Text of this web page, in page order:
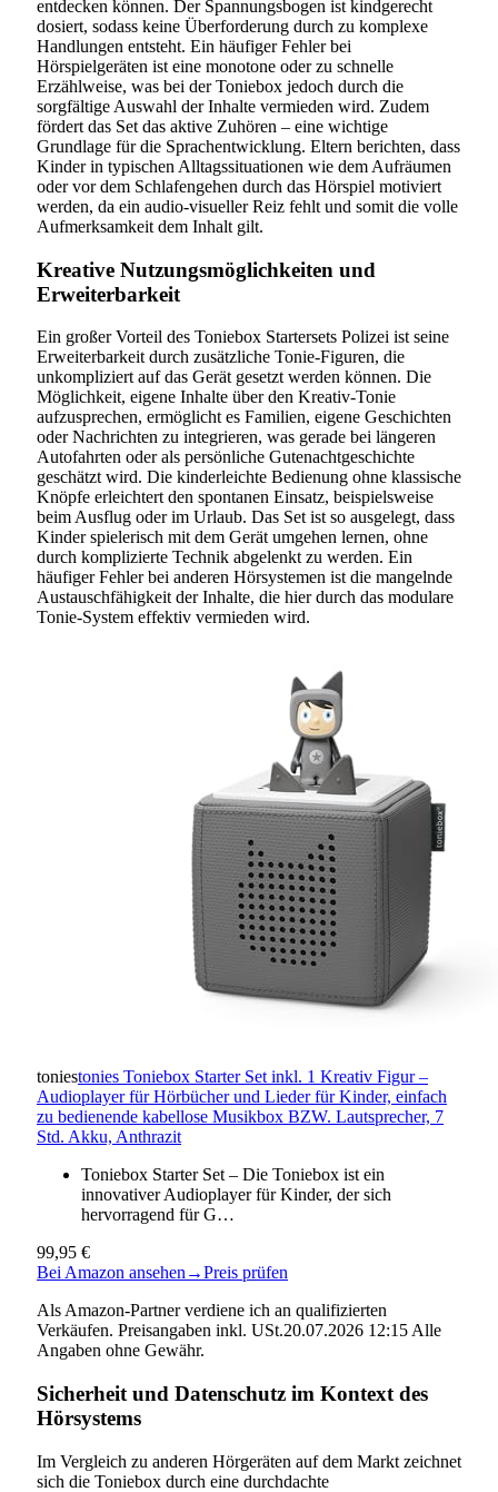
entdecken können. Der Spannungsbogen ist kindgerecht
dosiert, sodass keine Überforderung durch zu komplexe
Handlungen entsteht. Ein häufiger Fehler bei
Hörspielgeräten ist eine monotone oder zu schnelle
Erzählweise, was bei der Toniebox jedoch durch die
sorgfältige Auswahl der Inhalte vermieden wird. Zudem
fördert das Set das aktive Zuhören – eine wichtige
Grundlage für die Sprachentwicklung. Eltern berichten, dass
Kinder in typischen Alltagssituationen wie dem Aufräumen
oder vor dem Schlafengehen durch das Hörspiel motiviert
werden, da ein audio-visueller Reiz fehlt und somit die volle
Aufmerksamkeit dem Inhalt gilt.
Kreative Nutzungsmöglichkeiten und
Erweiterbarkeit
Ein großer Vorteil des Toniebox Startersets Polizei ist seine
Erweiterbarkeit durch zusätzliche Tonie-Figuren, die
unkompliziert auf das Gerät gesetzt werden können. Die
Möglichkeit, eigene Inhalte über den Kreativ-Tonie
aufzusprechen, ermöglicht es Familien, eigene Geschichten
oder Nachrichten zu integrieren, was gerade bei längeren
Autofahrten oder als persönliche Gutenachtgeschichte
geschätzt wird. Die kinderleichte Bedienung ohne klassische
Knöpfe erleichtert den spontanen Einsatz, beispielsweise
beim Ausflug oder im Urlaub. Das Set ist so ausgelegt, dass
Kinder spielerisch mit dem Gerät umgehen lernen, ohne
durch komplizierte Technik abgelenkt zu werden. Ein
häufiger Fehler bei anderen Hörsystemen ist die mangelnde
Austauschfähigkeit der Inhalte, die hier durch das modulare
Tonie-System effektiv vermieden wird.
toniestonies Toniebox Starter Set inkl. 1 Kreativ Figur –
Audioplayer für Hörbücher und Lieder für Kinder, einfach
zu bedienende kabellose Musikbox BZW. Lautsprecher, 7
Std. Akku, Anthrazit
Toniebox Starter Set – Die Toniebox ist ein
innovativer Audioplayer für Kinder, der sich
hervorragend für G…
99,95 €
Bei Amazon ansehen →Preis prüfen
Als Amazon-Partner verdiene ich an qualifizierten
Verkäufen. Preisangaben inkl. USt.20.07.2026 12:15 Alle
Angaben ohne Gewähr.
Sicherheit und Datenschutz im Kontext des
Hörsystems
Im Vergleich zu anderen Hörgeräten auf dem Markt zeichnet
sich die Toniebox durch eine durchdachte